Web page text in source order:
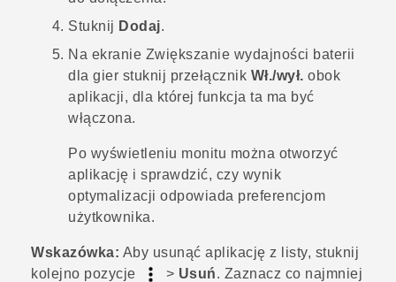
Stuknij Dodaj.
Na ekranie Zwiększanie wydajności baterii
dla gier stuknij przełącznik Wł./wył. obok
aplikacji, dla której funkcja ta ma być
włączona.
Po wyświetleniu monitu można otworzyć
aplikację i sprawdzić, czy wynik
optymalizacji odpowiada preferencjom
użytkownika.
Wskazówka: Aby usunąć aplikację z listy, stuknij
kolejno pozycje
> Usuń. Zaznacz co najmniej